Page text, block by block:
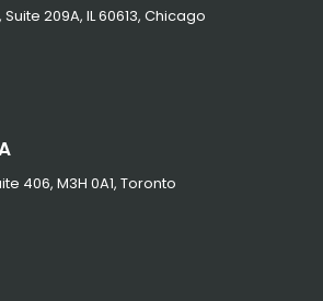
Suite 209A, IL 60613, Chicago
406, M3H 0A1, Toronto